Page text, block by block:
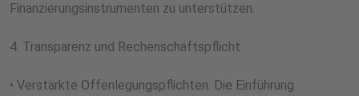
Finanzierungsinstrumenten zu unterstützen.
4. Transparenz und Rechenschaftspflicht
• Verstärkte Offenlegungspflichten: Die Einführung